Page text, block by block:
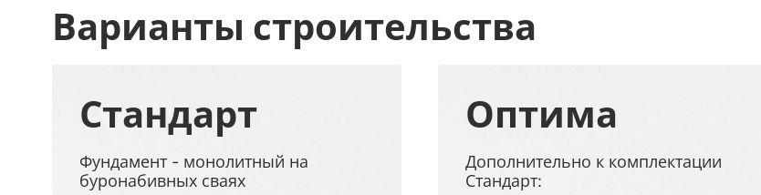
Варианты строительства
Стандарт
Фундамент - монолитный на
буронабивных сваях
Оптима
Дополнительно к комплектации
Стандарт: